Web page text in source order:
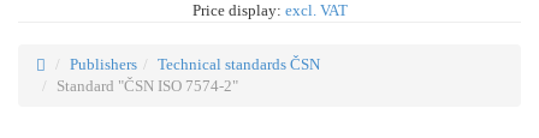
Price display: excl. VAT
Publishers
Technical standards ČSN
Standard "ČSN ISO 7574-2"